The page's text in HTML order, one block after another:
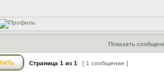
Показать
Страница 1 из 1 [ 1 сообщение ]